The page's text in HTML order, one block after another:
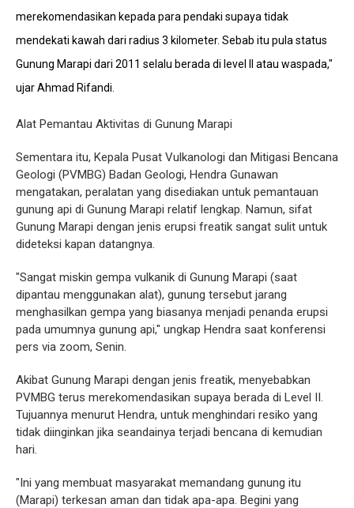
merekomendasikan kepada para pendaki supaya tidak
mendekati kawah dari radius 3 kilometer. Sebab itu pula status
Gunung Marapi dari 2011 selalu berada di level II atau waspada,"
ujar Ahmad Rifandi.
Alat Pemantau Aktivitas di Gunung Marapi
Sementara itu, Kepala Pusat Vulkanologi dan Mitigasi Bencana
Geologi (PVMBG) Badan Geologi, Hendra Gunawan
mengatakan, peralatan yang disediakan untuk pemantauan
gunung api di Gunung Marapi relatif lengkap. Namun, sifat
Gunung Marapi dengan jenis erupsi freatik sangat sulit untuk
dideteksi kapan datangnya.
"Sangat miskin gempa vulkanik di Gunung Marapi (saat
dipantau menggunakan alat), gunung tersebut jarang
menghasilkan gempa yang biasanya menjadi penanda erupsi
pada umumnya gunung api," ungkap Hendra saat konferensi
pers via zoom, Senin.
Akibat Gunung Marapi dengan jenis freatik, menyebabkan
PVMBG terus merekomendasikan supaya berada di Level II.
Tujuannya menurut Hendra, untuk menghindari resiko yang
tidak diinginkan jika seandainya terjadi bencana di kemudian
hari.
"Ini yang membuat masyarakat memandang gunung itu
(Marapi) terkesan aman dan tidak apa-apa. Begini yang